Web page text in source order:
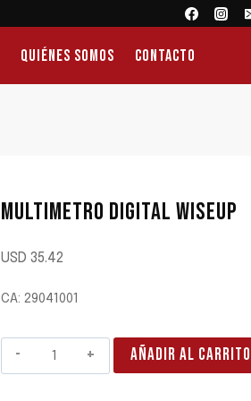
Quiénes Somos Contacto
MULTIMETRO DIGITAL WISEUP
USD35.42
CA: 29041001
MULTIMETRO
DIGITAL
AÑADIR AL CARRITO